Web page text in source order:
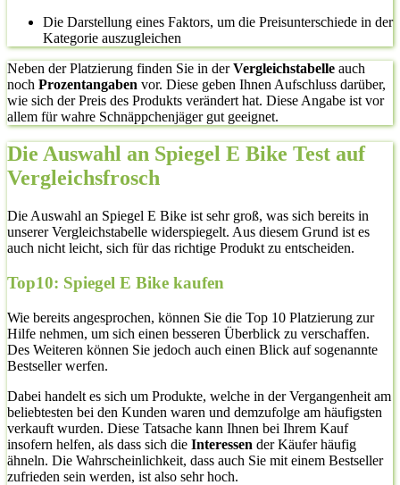
Die Darstellung eines Faktors, um die Preisunterschiede in der
Kategorie auszugleichen
Neben der Platzierung finden Sie in derVergleichstabelle auch
noch Prozentangaben vor. Diese geben Ihnen Aufschluss darüber,
wie sich der Preis des Produkts verändert hat. Diese Angabe ist vor
allem für wahre Schnäppchenjäger gut geeignet.
Die Auswahl an Spiegel E Bike Test auf
Vergleichsfrosch
Die Auswahl an Spiegel E Bike ist sehr groß, was sich bereits in
unserer Vergleichstabelle widerspiegelt. Aus diesem Grund ist es
auch nicht leicht, sich für das richtige Produkt zu entscheiden.
Top10: Spiegel E Bike kaufen
Wie bereits angesprochen, können Sie die Top 10 Platzierung zur
Hilfe nehmen, um sich einen besseren Überblick zu verschaffen.
Des Weiteren können Sie jedoch auch einen Blick auf sogenannte
Bestseller werfen.
Dabei handelt es sich um Produkte, welche in der Vergangenheit am
beliebtesten bei den Kunden waren und demzufolge am häufigsten
verkauft wurden. Diese Tatsache kann Ihnen bei Ihrem Kauf
insofern helfen, als dass sich die Interessen der Käufer häufig
ähneln. Die Wahrscheinlichkeit, dass auch Sie mit einem Bestseller
zufrieden sein werden, ist also sehr hoch.